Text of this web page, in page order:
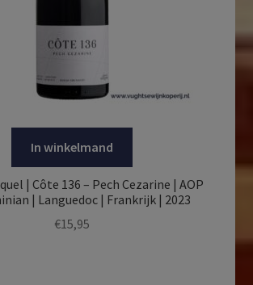
In winkelmand
| Côte 136 – Pech Cezarine | AOP
| Languedoc | Frankrijk | 2023
€15,95